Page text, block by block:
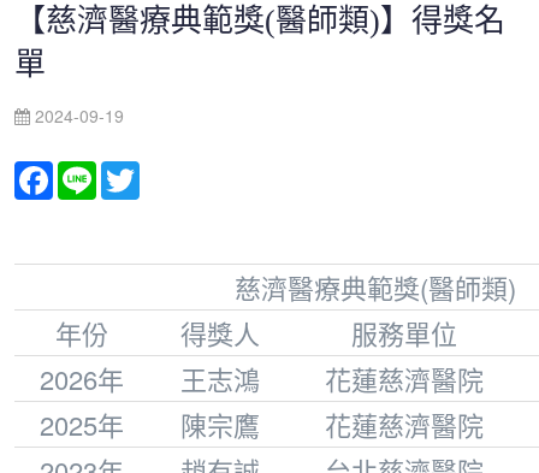
【慈濟醫療典範獎(醫師類)】得獎名
單
2024-09-19
Facebook
Line
慈濟醫療典範獎(醫師類)
年份
得獎人
服務單位
2026年
王志鴻
花蓮慈濟醫院
2025年
陳宗鷹
花蓮慈濟醫院